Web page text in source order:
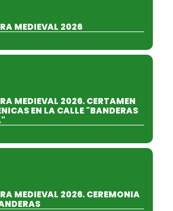
MEDIEVAL 2026
MEDIEVAL 2026. CERTAMEN
EN LA CALLE "BANDERAS
MEDIEVAL 2026. CEREMONIA